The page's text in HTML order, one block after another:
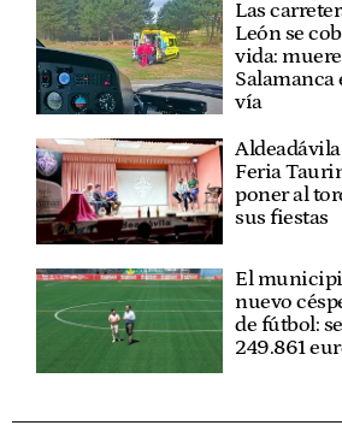
Las
León se
vida:
Salamanca
vía
Feria
poner al
sus fiestas
El
nuevo
de fútbol:
249.861